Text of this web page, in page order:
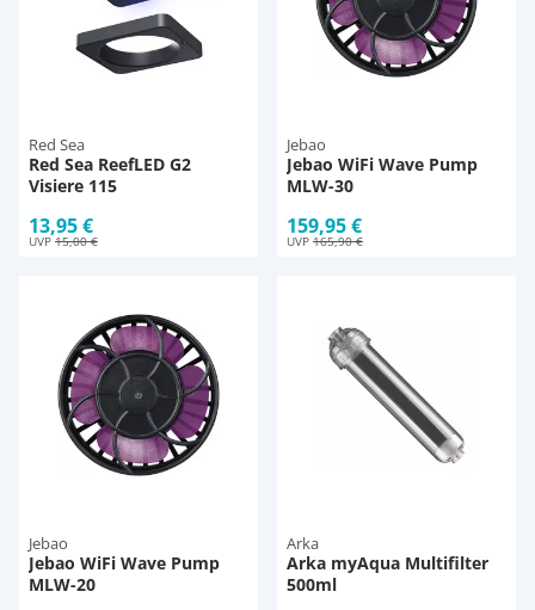
Red Sea
Red Sea ReefLED G2
Visiere 115
13,95 €
UVP 15,00 €
Jebao
Jebao WiFi Wave Pump
MLW-30
159,95 €
UVP 165,90 €
Jebao
Jebao WiFi Wave Pump
MLW-20
Arka
Arka myAqua Multifilter
500ml